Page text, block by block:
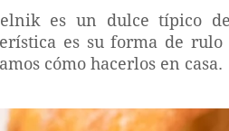
es un dulce típico de
es su forma de
cómo hacerlos en casa.